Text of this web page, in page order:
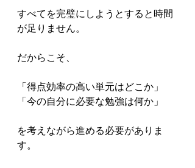
すべてを完璧にしようとすると時間
が足りません。
だからこそ、
「得点効率の高い単元はどこか」
「今の自分に必要な勉強は何か」
を考えながら進める必要がありま
す。